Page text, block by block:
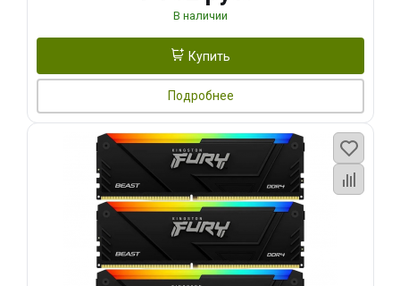
В наличии
Купить
Подробнее